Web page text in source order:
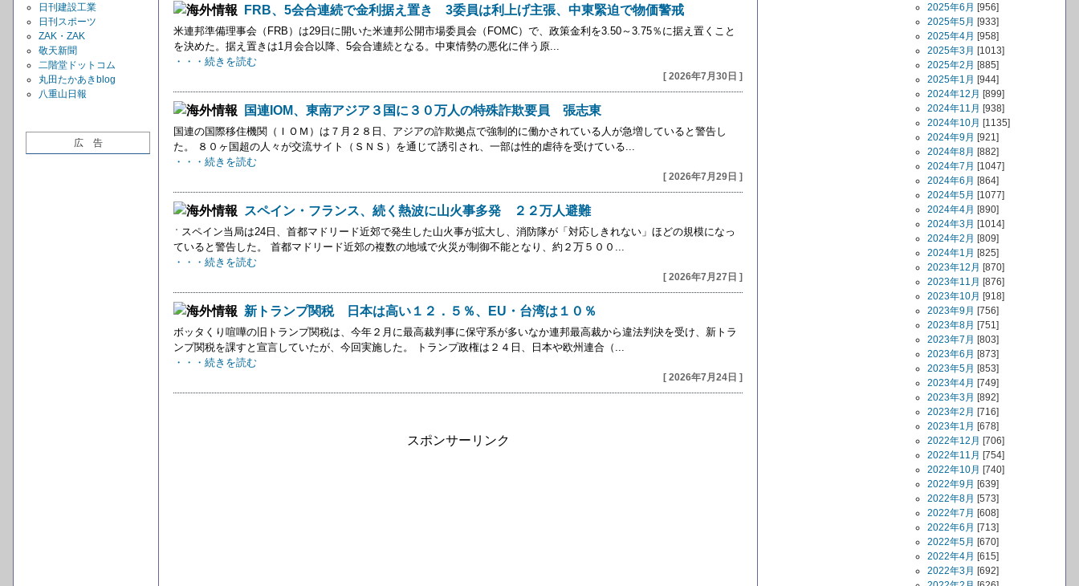
日刊建設工業
日刊スポーツ
ZAK・ZAK
敬天新聞
二階堂ドットコム
丸田たかあきblog
八重山日報
広 告
FRB、5会合連続で金利据え置き 3委員は利上げ主張、中東緊迫で物価警戒
米連邦準備理事会（FRB）は29日に開いた米連邦公開市場委員会（FOMC）で、政策金利を3.50～3.75％に据え置くこと
を決めた。据え置きは1月会合以降、5会合連続となる。中東情勢の悪化に伴う原...
・・・続きを読む
[ 2026年7月30日 ]
国連IOM、東南アジア３国に３０万人の特殊詐欺要員 張志東
国連の国際移住機関（ＩＯＭ）は７月２８日、アジアの詐欺拠点で強制的に働かされている人が急増していると警告し
た。 ８０ヶ国超の人々が交流サイト（ＳＮＳ）を通じて誘引され、一部は性的虐待を受けている...
・・・続きを読む
[ 2026年7月29日 ]
スペイン・フランス、続く熱波に山火事多発 ２２万人避難
スペイン当局は24日、首都マドリード近郊で発生した山火事が拡大し、消防隊が「対応しきれない」ほどの規模になっ
ていると警告した。 首都マドリード近郊の複数の地域で火災が制御不能となり、約２万５００...
・・・続きを読む
[ 2026年7月27日 ]
新トランプ関税 日本は高い１２．５％、EU・台湾は１０％
ボッタくり喧嘩の旧トランプ関税は、今年２月に最高裁判事に保守系が多いなか連邦最高裁から違法判決を受け、新トラ
ンプ関税を課すと宣言していたが、今回実施した。 トランプ政権は２４日、日本や欧州連合（...
・・・続きを読む
[ 2026年7月24日 ]
スポンサーリンク
2025年6月 [956]
2025年5月 [933]
2025年4月 [958]
2025年3月 [1013]
2025年2月 [885]
2025年1月 [944]
2024年12月 [899]
2024年11月 [938]
2024年10月 [1135]
2024年9月 [921]
2024年8月 [882]
2024年7月 [1047]
2024年6月 [864]
2024年5月 [1077]
2024年4月 [890]
2024年3月 [1014]
2024年2月 [809]
2024年1月 [825]
2023年12月 [870]
2023年11月 [876]
2023年10月 [918]
2023年9月 [756]
2023年8月 [751]
2023年7月 [803]
2023年6月 [873]
2023年5月 [853]
2023年4月 [749]
2023年3月 [892]
2023年2月 [716]
2023年1月 [678]
2022年12月 [706]
2022年11月 [754]
2022年10月 [740]
2022年9月 [639]
2022年8月 [573]
2022年7月 [608]
2022年6月 [713]
2022年5月 [670]
2022年4月 [615]
2022年3月 [692]